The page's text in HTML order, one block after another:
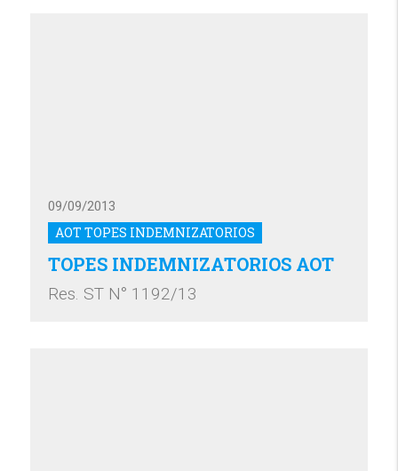
AOT TOPES INDEMNIZATORIOS
09/09/2013
TOPES INDEMNIZATORIOS AOT
Res. ST N° 1192/13